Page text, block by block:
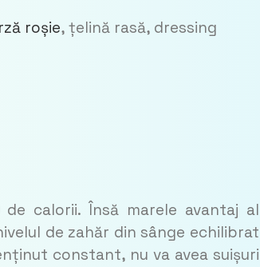
roșie, țelină rasă, dressing
de calorii. Însă marele avantaj al
de zahăr din sânge echilibrat
constant, nu va avea suișuri